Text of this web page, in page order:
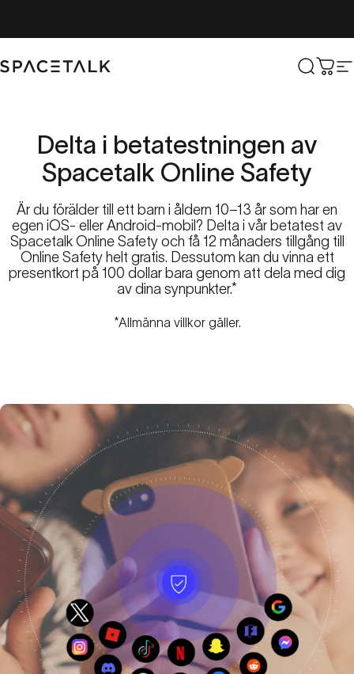
Spacetalk Sök
Delta i betatestningen av
Spacetalk Online Safety
Är du förälder till ett barn i åldern 10–13 år som har en
egen iOS- eller Android-mobil? Delta i vår betatest av
Spacetalk Online Safety och få 12 månaders tillgång till
Online Safety helt gratis. Dessutom kan du vinna ett
presentkort på 100 dollar bara genom att dela med dig
av dina synpunkter.*
*Allmänna villkor gäller.